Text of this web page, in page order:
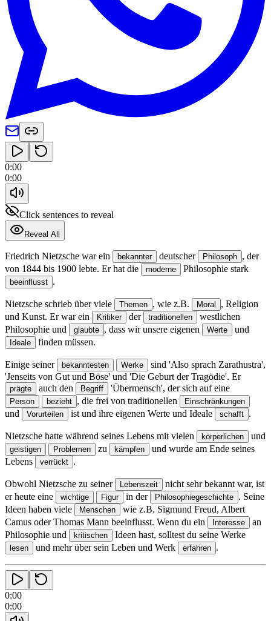
0:00
0:00
Click sentences to reveal
Reveal All
Friedrich Nietzsche war ein bekannter deutscher Philosoph , der
von 1844 bis 1900 lebte. Er hat die moderne Philosophie stark
beeinflusst .
Nietzsche schrieb über viele Themen , wie z.B. Moral
, Religion
und Kunst. Er war ein Kritiker der traditionellen
westlichen
Philosophie und
glaubte , dass wir unsere eigenen Werte und
Ideale finden müssen.
Einige seiner bekanntesten Werke
sind 'Also sprach Zarathustra',
'Jenseits von Gut und Böse' und 'Die Geburt der Tragödie'. Er
prägte auch den Begriff 'Übermensch', der sich auf eine
Person bezieht , die frei von traditionellen Einschränkungen
und Vorurteilen ist und ihre eigenen Werte und Ideale schafft .
Nietzsche hatte während seines Lebens mit vielen körperlichen und
geistigen Problemen zu kämpfen
und wurde am Ende seines
Lebens
verrückt .
Obwohl Nietzsche zu seiner Lebenszeit
nicht sehr bekannt war, ist
er heute eine
wichtige Figur in der Philosophiegeschichte . Seine
Ideen haben viele
Menschen wie z.B. Sigmund Freud, Albert
Camus oder Thomas Mann beeinflusst. Wenn du ein Interesse
an
Philosophie und
kritischen Ideen hast, solltest du seine Werke
lesen und mehr über sein Leben und Werk erfahren .
0:00
0:00